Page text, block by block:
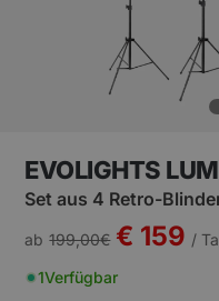
EVOLIGHTS
Set aus 4 Retro-
ab 199,00€ € 159 /
1Verfügbar